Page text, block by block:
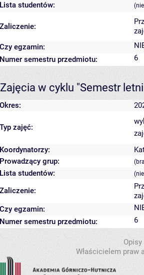
Lista studentów:
Zaliczenie:
Czy egzamin:
Numer semestru przedmiotu:
6
Zajęcia w cyklu "Semestr
Okres:
Typ zajęć:
Koordynatorzy:
Prowadzący grup:
Lista studentów:
Zaliczenie:
Czy egzamin:
Numer semestru przedmiotu:
6
Właścicielem praw